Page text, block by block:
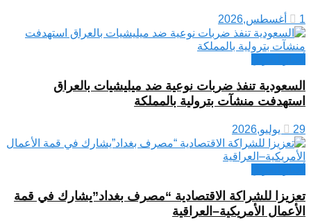
1 أغسطس,2026
السعودية تنفذ ضربات نوعية ضد ميليشيات بالعراق
استهدفت منشآت بترولية بالمملكة
29 يوليو,2026
تعزيزا للشراكة الاقتصادية “مصرف بغداد”يشارك في قمة
الأعمال الأمريكية–العراقية